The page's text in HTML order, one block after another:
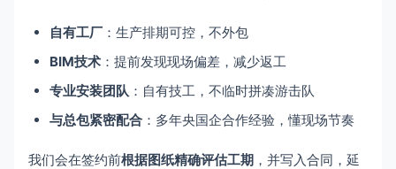
自有工厂 ：生产排期可控，不外包
BIM技术 ：提前发现现场偏差，减少返工
专业安装团队 ：自有技工，不临时拼凑游击队
与总包紧密配合 ：多年央国企合作经验，懂现场节奏
我们会在签约前根据图纸精确评估工期 ，并写入合同，延